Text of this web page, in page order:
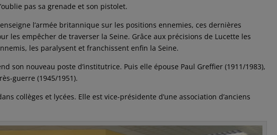
pas sa grenade et son pistolet.
l’armée britannique sur les positions ennemies, ces dernières
les empêcher de traverser la Seine. Grâce aux précisions de Lucette les
les paralysent et franchissent enfin la Seine.
son nouveau poste d’institutrice. Puis elle épouse Paul Greffier (1911/1983),
guerre (1945/1951).
collèges et lycées. Elle est vice-présidente d’une association d’anciens